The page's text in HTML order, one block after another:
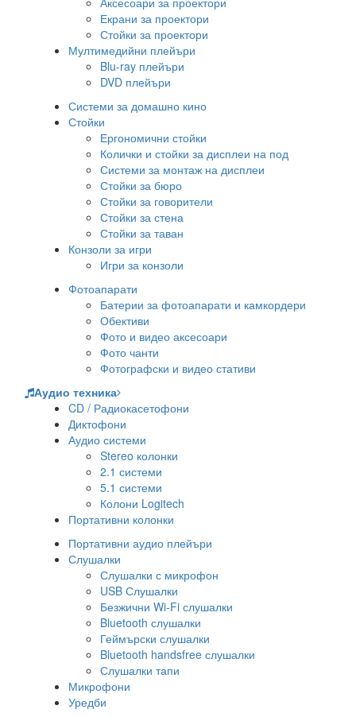
Екрани за проектори
Стойки за проектори
Мултимедийни плейъри
Blu-ray плейъри
DVD плейъри
Системи за домашно кино
Стойки
Ергономични стойки
Колички и стойки за дисплеи на под
Системи за монтаж на дисплеи
Стойки за бюро
Стойки за говорители
Стойки за стена
Стойки за таван
Конзоли за игри
Игри за конзоли
Фотоапарати
Батерии за фотоапарати и камкордери
Обективи
Фото и видео аксесоари
Фото чанти
Фотографски и видео стативи
Аудио техника
CD / Радиокасетофони
Диктофони
Аудио системи
Stereo колонки
2.1 системи
5.1 системи
Колони Logitech
Портативни колонки
Портативни аудио плейъри
Слушалки
Слушалки с микрофон
USB Слушалки
Безжични Wi-Fi слушалки
Bluetooth слушалки
Геймърски слушалки
Bluetooth handsfree слушалки
Слушалки тапи
Микрофони
Уредби